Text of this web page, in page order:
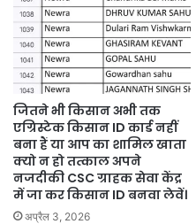
जितने भी किसान अभी तक
एग्रिस्टेक किसान ID कार्ड नहीं
बना हैं या आप का शामिल खाता
क्यो न हो तत्काल अपने
नजदीकी CSC ग्राहक सेवा केंद्र
में जा कर किसान ID बनवा लेवें।
अप्रैल 3, 2026